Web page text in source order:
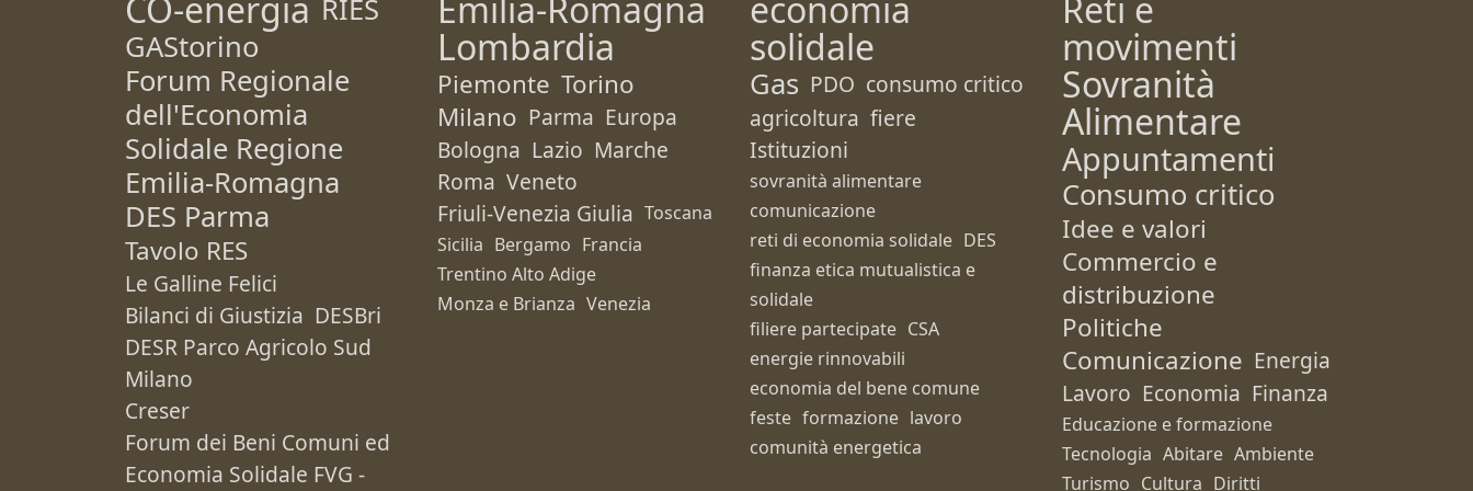
RIES
GAStorino
Forum Regionale
dell'Economia
Solidale Regione
Emilia-Romagna
DES Parma
Tavolo RES
Le Galline Felici
Bilanci di Giustizia DESBri
DESR Parco Agricolo Sud
Milano
Creser
Forum dei Beni Comuni ed
Economia Solidale FVG -
Lombardia
Piemonte Torino
Milano Parma Europa
Bologna Lazio Marche
Roma Veneto
Friuli-Venezia Giulia Toscana
Sicilia Bergamo Francia
Trentino Alto Adige
Monza e Brianza Venezia
solidale
Gas PDO consumo critico
agricoltura fiere
Istituzioni
sovranità alimentare
comunicazione
reti di economia solidale DES
finanza etica mutualistica e
solidale
filiere partecipate CSA
energie rinnovabili
economia del bene comune
feste formazione lavoro
comunità energetica
movimenti
Sovranità
Alimentare
Appuntamenti
Consumo critico
Idee e valori
Commercio e
distribuzione
Politiche
Comunicazione Energia
Lavoro Economia Finanza
Educazione e formazione
Tecnologia Abitare Ambiente
Turismo Cultura Diritti